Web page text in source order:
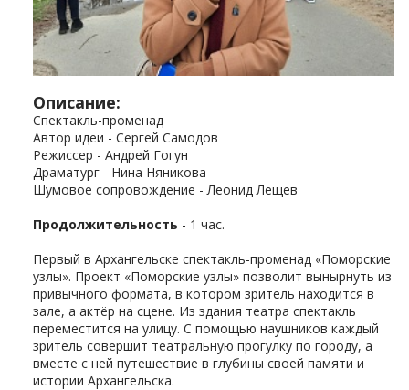
Описание:
Спектакль-променад
Автор идеи - Сергей Самодов
Режиссер - Андрей Гогун
Драматург - Нина Няникова
Шумовое сопровождение - Леонид Лещев
Продолжительность - 1 час.
Первый в Архангельске спектакль-променад «Поморские
узлы». Проект «Поморские узлы» позволит вынырнуть из
привычного формата, в котором зритель находится в
зале, а актёр на сцене. Из здания театра спектакль
переместится на улицу. С помощью наушников каждый
зритель совершит театральную прогулку по городу, а
вместе с ней путешествие в глубины своей памяти и
истории Архангельска.